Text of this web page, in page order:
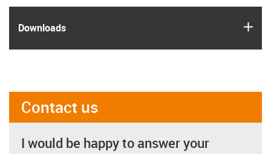
Downloads
Contact us
I would be happy to answer your